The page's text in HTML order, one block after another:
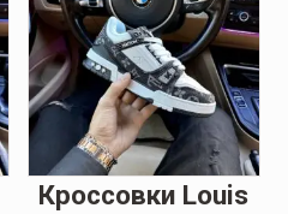
Кроссовки Louis